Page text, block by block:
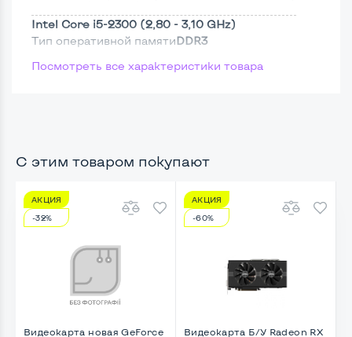
Intel Core i5-2300 (2,80 - 3,10 GHz)
Тип оперативной памятиDDR3
Тип накопителяSSD 2,5"
Возможности видеокарты:
Тип видеокарты
Встроенный
Видеопроцессор системного блока
Размер видеопамяти, Гб Динамический
Посмотреть все характеристики товара
С этим товаром покупают
АКЦИЯ
-32%
Видеокарта новая GeForce
АКЦИЯ
-60%
Видеокарта Б/У Radeon RX